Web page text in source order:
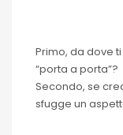
Primo, da dove
“porta a porta”?
Secondo, se
sfugge un